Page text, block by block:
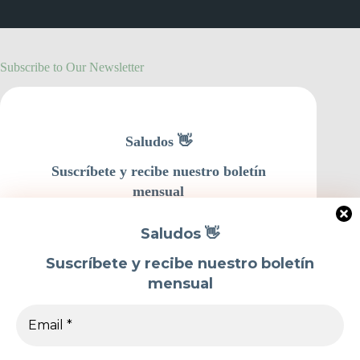
Saludos 👋
Suscríbete y recibe nuestro boletín
mensual
Subscribe to Our Newsletter
Saludos 👋
Suscríbete y recibe nuestro boletín
mensual